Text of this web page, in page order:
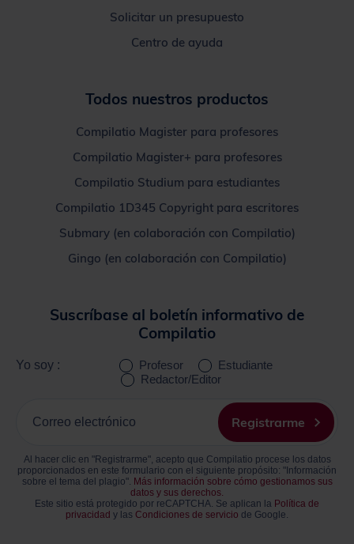
Solicitar un presupuesto
Centro de ayuda
Todos nuestros productos
Compilatio Magister para profesores
Compilatio Magister+ para profesores
Compilatio Studium para estudiantes
Compilatio 1D345 Copyright para escritores
Submary (en colaboración con Compilatio)
Gingo (en colaboración con Compilatio)
Suscríbase al boletín informativo de
Compilatio
Yo soy : Profesor
Estudiante
Redactor/Editor
Registrarme
Al hacer clic en "Registrarme", acepto que Compilatio procese los datos
proporcionados en este formulario con el siguiente propósito: "Información
sobre el tema del plagio". Más información sobre cómo gestionamos sus
datos y sus derechos.
Este sitio está protegido por reCAPTCHA. Se aplican la Política de
privacidad y las Condiciones de servicio de Google.